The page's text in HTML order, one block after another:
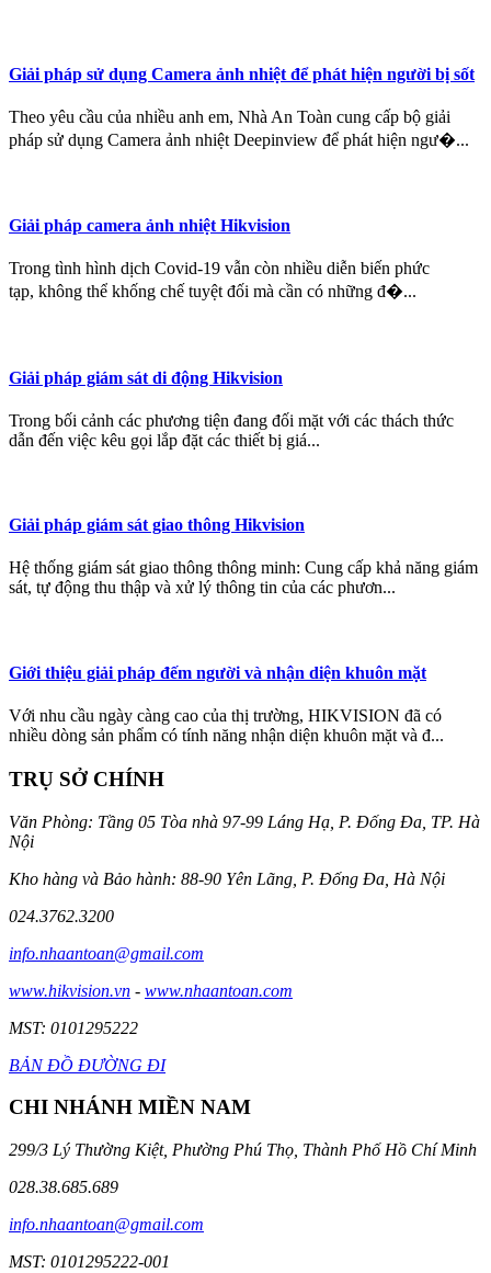
Giải pháp sử dụng Camera ảnh nhiệt để phát hiện người bị sốt
Theo yêu cầu của nhiều anh em, Nhà An Toàn cung cấp bộ giải
pháp sử dụng Camera ảnh nhiệt Deepinview để phát hiện ngư�...
Giải pháp camera ảnh nhiệt Hikvision
Trong tình hình dịch Covid-19 vẫn còn nhiều diễn biến phức
tạp, không thể khống chế tuyệt đối mà cần có những đ�...
Giải pháp giám sát di động Hikvision
Trong bối cảnh các phương tiện đang đối mặt với các thách thức
dẫn đến việc kêu gọi lắp đặt các thiết bị giá...
Giải pháp giám sát giao thông Hikvision
Hệ thống giám sát giao thông thông minh: Cung cấp khả năng giám
sát, tự động thu thập và xử lý thông tin của các phươn...
Giới thiệu giải pháp đếm người và nhận diện khuôn mặt
Với nhu cầu ngày càng cao của thị trường, HIKVISION đã có
nhiều dòng sản phẩm có tính năng nhận diện khuôn mặt và đ...
TRỤ SỞ CHÍNH
Văn Phòng: Tầng 05 Tòa nhà 97-99 Láng Hạ, P. Đống Đa, TP. Hà
Nội
Kho hàng và Bảo hành: 88-90 Yên Lãng, P. Đống Đa, Hà Nội
024.3762.3200
info.nhaantoan@gmail.com
www.hikvision.vn - www.nhaantoan.com
MST: 0101295222
BẢN ĐỒ ĐƯỜNG ĐI
CHI NHÁNH MIỀN NAM
299/3 Lý Thường Kiệt, Phường Phú Thọ, Thành Phố Hồ Chí Minh
028.38.685.689
info.nhaantoan@gmail.com
MST: 0101295222-001